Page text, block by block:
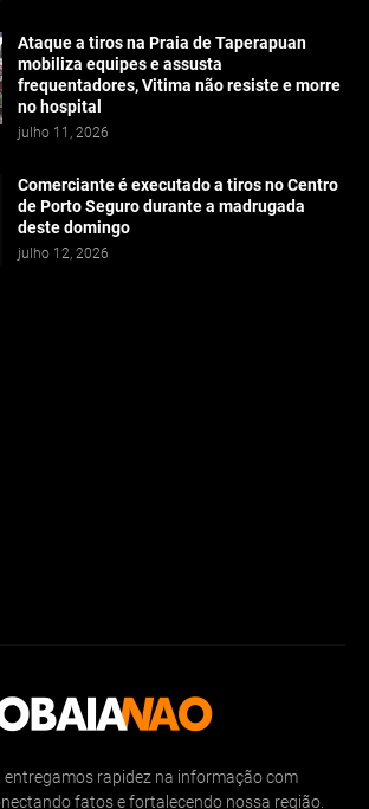
Ataque a tiros na Praia de Taperapuan
mobiliza equipes e assusta
frequentadores, Vitima não resiste e morre
no hospital
julho 11, 2026
Comerciante é executado a tiros no Centro
de Porto Seguro durante a madrugada
deste domingo
julho 12, 2026
entregamos rapidez na informação com
fatos e fortalecendo nossa região.